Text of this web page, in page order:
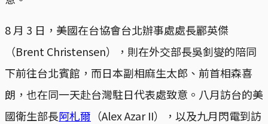
8 月 3 日，美國在台協會台北辦事處處長酈英傑
（Brent Christensen），則在外交部長吳釗燮的陪同
下前往台北賓館，而日本副相麻生太郎、前首相森喜
朗，也在同一天赴台灣駐日代表處致意。八月訪台的美
國衛生部長阿札爾 （Alex Azar II），以及九月閃電到訪